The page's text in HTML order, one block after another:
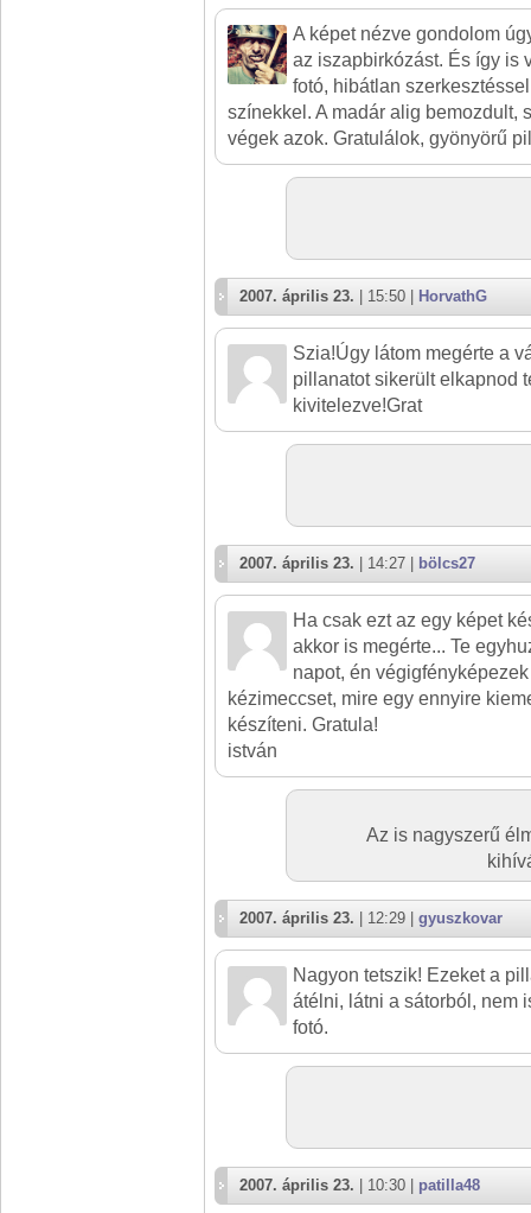
A képet nézve gondolom
az iszapbirkózást. És így is
fotó, hibátlan
színekkel. A madár alig bemozdult,
végek azok. Gratulálok, gyönyörű
2007. április 23. | 15:50 | HorvathG
Szia!Úgy látom megérte a
pillanatot sikerült elkapnod
kivitelezve!Grat
2007. április 23. | 14:27 | bölcs27
Ha csak ezt az egy képet
akkor is megérte... Te
napot, én
kézimeccset, mire egy ennyire
készíteni. Gratula!
istván
Az is nagyszerű
2007. április 23. | 12:29 | gyuszkovar
Nagyon tetszik! Ezeket a
átélni, látni a sátorból, nem
fotó.
2007. április 23. | 10:30 | patilla48